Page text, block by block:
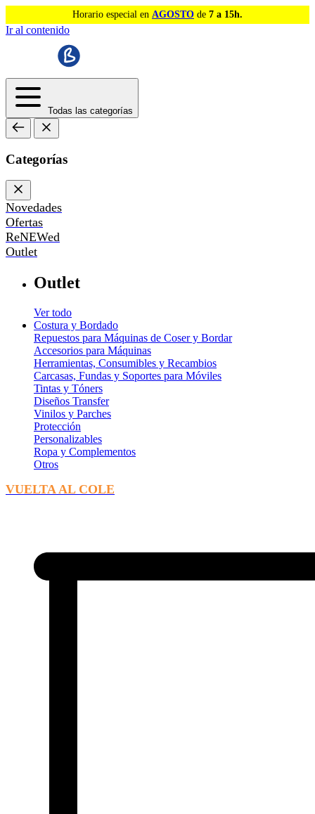
Horario especial en AGOSTO de 7 a 15h.
Ir al contenido
Todas las categorías
Categorías
Novedades
Ofertas
ReNEWed
Outlet
Outlet
Ver todo
Costura y Bordado
Repuestos para Máquinas de Coser y Bordar
Accesorios para Máquinas
Herramientas, Consumibles y Recambios
Carcasas, Fundas y Soportes para Móviles
Tintas y Tóners
Diseños Transfer
Vinilos y Parches
Protección
Personalizables
Ropa y Complementos
Otros
VUELTA AL COLE